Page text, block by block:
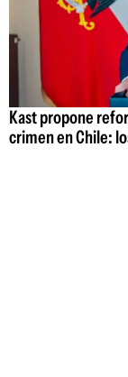
Kast propone
crimen en Chile: